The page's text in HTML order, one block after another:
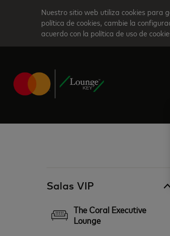
content
Nuestro sitio web utiliza cookies para
política de cookies, cambie la
acuerdo con la política de uso de
Salas VIP
The Coral Executive
Lounge